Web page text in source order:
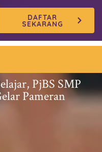
DAFTAR
SEKARANG
PjBS SMP
Pameran